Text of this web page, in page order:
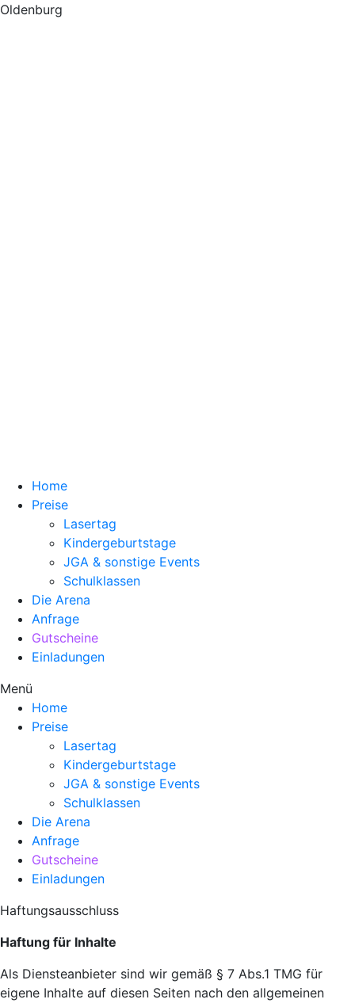
Oldenburg
Home
Preise
Lasertag
Kindergeburtstage
JGA & sonstige Events
Schulklassen
Die Arena
Anfrage
Gutscheine
Einladungen
Menü
Home
Preise
Lasertag
Kindergeburtstage
JGA & sonstige Events
Schulklassen
Die Arena
Anfrage
Gutscheine
Einladungen
Haftungsausschluss
Haftung für Inhalte
Als Diensteanbieter sind wir gemäß § 7 Abs.1 TMG für
eigene Inhalte auf diesen Seiten nach den allgemeinen